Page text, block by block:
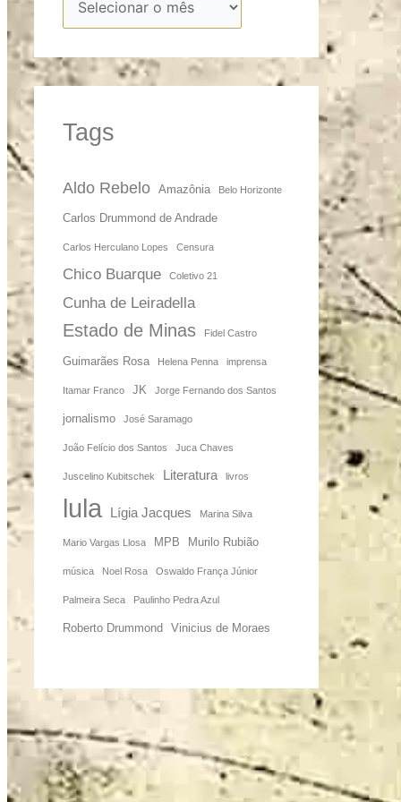
Tags
Aldo Rebelo Amazônia Belo Horizonte
Carlos Drummond de Andrade
Carlos Herculano Lopes Censura
Chico Buarque Coletivo 21
Cunha de Leiradella
Estado de Minas Fidel Castro
Guimarães Rosa Helena Penna imprensa
Itamar Franco JK Jorge Fernando dos Santos
jornalismo José Saramago
João Felício dos Santos Juca Chaves
Juscelino Kubitschek Literatura livros
lula Lígia Jacques Marina Silva
Mario Vargas Llosa MPB Murilo Rubião
música Noel Rosa Oswaldo França Júnior
Palmeira Seca Paulinho Pedra Azul
Roberto Drummond Vinicius de Moraes